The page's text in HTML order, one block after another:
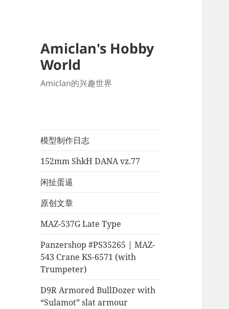
Amiclan's Hobby
World
Amiclan的兴趣世界
模型制作日志
152mm ShkH DANA vz.77
闲扯蛋逼
原创文章
MAZ-537G Late Type
Panzershop #PS35265 | MAZ-
543 Crane KS-6571 (with
Trumpeter)
D9R Armored BullDozer with
“Sulamot” slat armour